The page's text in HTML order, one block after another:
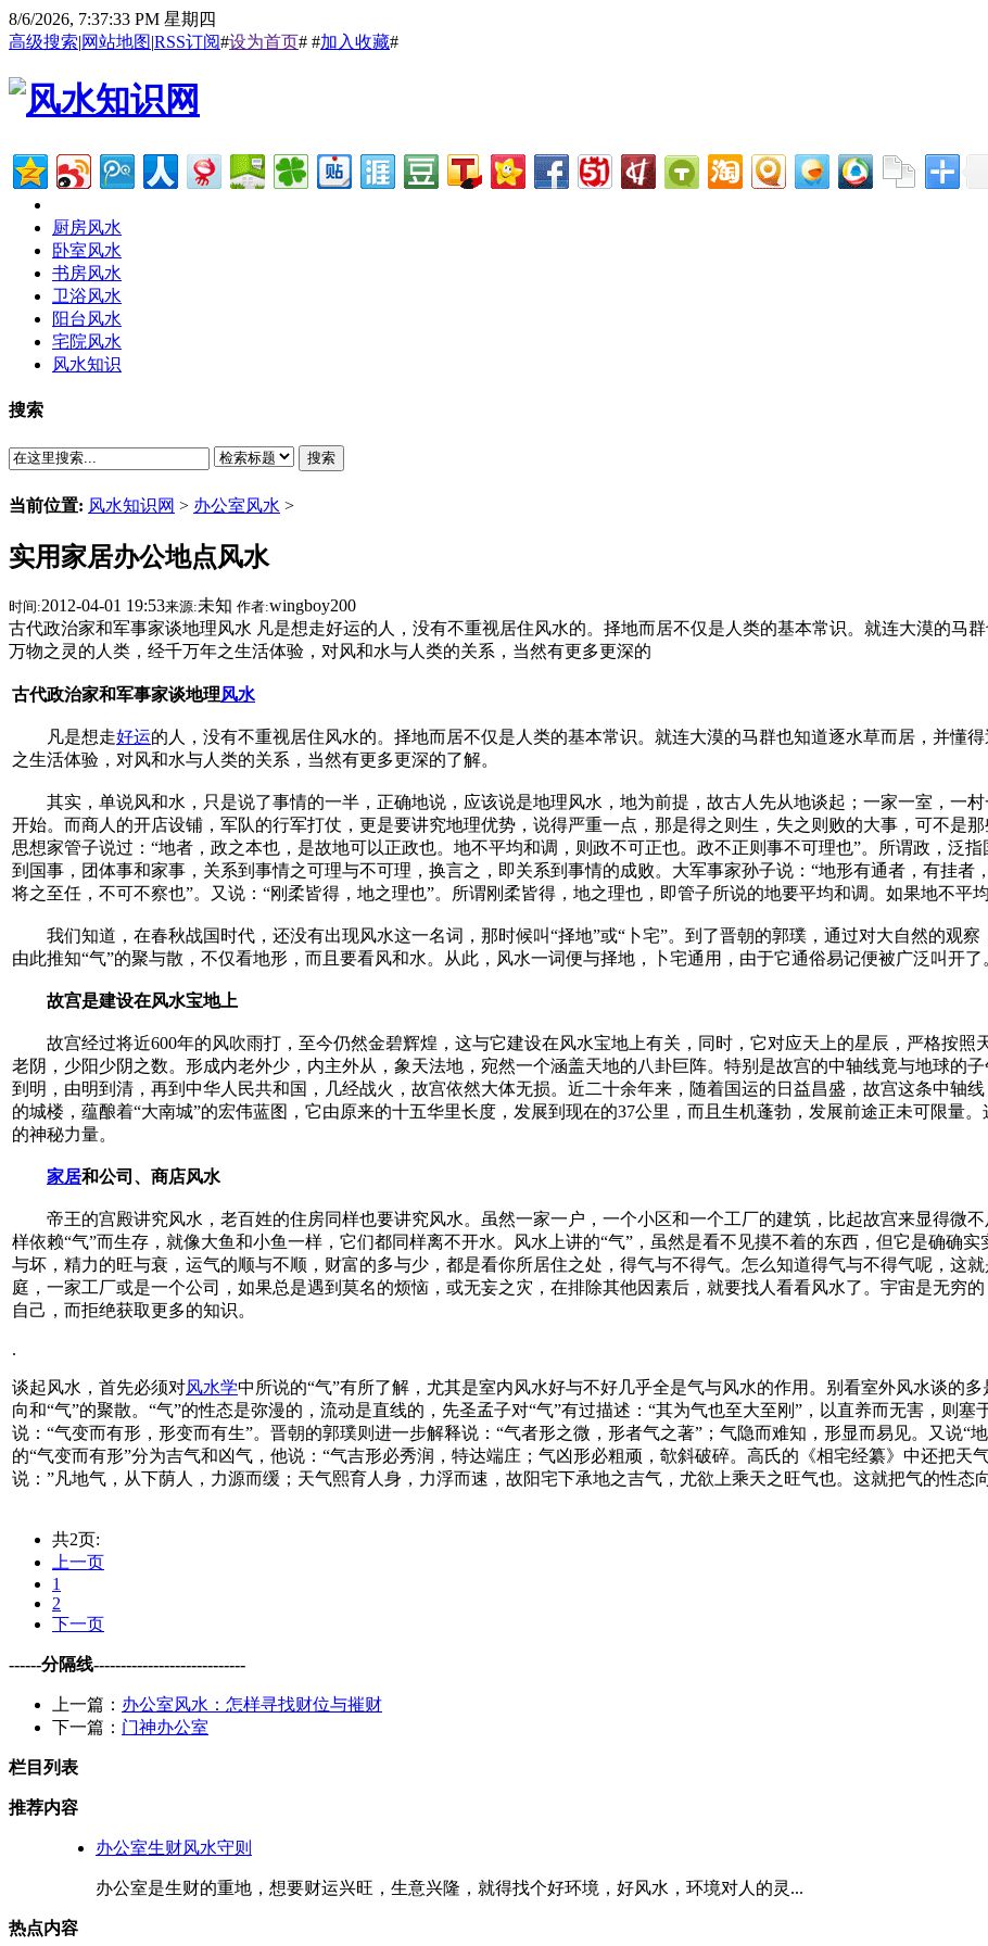
8/6/2026, 7:37:33 PM 星期四
高级搜索|网站地图|RSS订阅#设为首页# #加入收藏#
厨房风水
卧室风水
书房风水
卫浴风水
阳台风水
宅院风水
风水知识
搜索
搜索
当前位置: 风水知识网 > 办公室风水 >
实用家居办公地点风水
时间:2012-04-01 19:53来源:未知 作者:wingboy200
古代政治家和军事家谈地理风水 凡是想走好运的人，没有不重视居住风水的。择地而居不仅是人类的基本常识。就连大漠的马
万物之灵的人类，经千万年之生活体验，对风和水与人类的关系，当然有更多更深的
古代政治家和军事家谈地理风水
凡是想走好运的人，没有不重视居住风水的。择地而居不仅是人类的基本常识。就连大漠的马群也知道逐水草而居，并懂
之生活体验，对风和水与人类的关系，当然有更多更深的了解。
其实，单说风和水，只是说了事情的一半，正确地说，应该说是地理风水，地为前提，故古人先从地谈起；一家一室，一
开始。而商人的开店设铺，军队的行军打仗，更是要讲究地理优势，说得严重一点，那是得之则生，失之则败的大事，可不是
思想家管子说过：“地者，政之本也，是故地可以正政也。地不平均和调，则政不可正也。政不正则事不可理也”。所谓政，泛
到国事，团体事和家事，关系到事情之可理与不可理，换言之，即关系到事情的成败。大军事家孙子说：“地形有通者，有挂
将之至任，不可不察也”。又说：“刚柔皆得，地之理也”。所谓刚柔皆得，地之理也，即管子所说的地要平均和调。如果地不平
我们知道，在春秋战国时代，还没有出现风水这一名词，那时候叫“择地”或“卜宅”。到了晋朝的郭璞，通过对大自然的观察
由此推知“气”的聚与散，不仅看地形，而且要看风和水。从此，风水一词便与择地，卜宅通用，由于它通俗易记便被广泛叫开了
故宫是建设在风水宝地上
故宫经过将近600年的风吹雨打，至今仍然金碧辉煌，这与它建设在风水宝地上有关，同时，它对应天上的星辰，严格按照
老阴，少阳少阴之数。形成内老外少，内主外从，象天法地，宛然一个涵盖天地的八卦巨阵。特别是故宫的中轴线竟与地球的
到明，由明到清，再到中华人民共和国，几经战火，故宫依然大体无损。近二十余年来，随着国运的日益昌盛，故宫这条中轴
的城楼，蕴酿着“大南城”的宏伟蓝图，它由原来的十五华里长度，发展到现在的37公里，而且生机蓬勃，发展前途正未可限量
的神秘力量。
家居和公司、商店风水
帝王的宫殿讲究风水，老百姓的住房同样也要讲究风水。虽然一家一户，一个小区和一个工厂的建筑，比起故宫来显得微不
样依赖“气”而生存，就像大鱼和小鱼一样，它们都同样离不开水。风水上讲的“气”，虽然是看不见摸不着的东西，但它是确确
与坏，精力的旺与衰，运气的顺与不顺，财富的多与少，都是看你所居住之处，得气与不得气。怎么知道得气与不得气呢，这
庭，一家工厂或是一个公司，如果总是遇到莫名的烦恼，或无妄之灾，在排除其他因素后，就要找人看看风水了。宇宙是无穷的
自己，而拒绝获取更多的知识。
.
谈起风水，首先必须对风水学中所说的“气”有所了解，尤其是室内风水好与不好几乎全是气与风水的作用。别看室外风水谈的
向和“气”的聚散。“气”的性态是弥漫的，流动是直线的，先圣孟子对“气”有过描述：“其为气也至大至刚”，以直养而无害，则
说：“气变而有形，形变而有生”。晋朝的郭璞则进一步解释说：“气者形之微，形者气之著”；气隐而难知，形显而易见。又说“
的“气变而有形”分为吉气和凶气，他说：“气吉形必秀润，特达端庄；气凶形必粗顽，欹斜破碎。高氏的《相宅经纂》中还把
说：”凡地气，从下荫人，力源而缓；天气熙育人身，力浮而速，故阳宅下承地之吉气，尤欲上乘天之旺气也。这就把气的性态
共2页:
上一页
1
2
下一页
------分隔线----------------------------
上一篇： 办公室风水：怎样寻找财位与摧财
下一篇： 门神办公室
栏目列表
推荐内容
办公室生财风水守则
办公室是生财的重地，想要财运兴旺，生意兴隆，就得找个好环境，好风水，环境对人的灵...
热点内容